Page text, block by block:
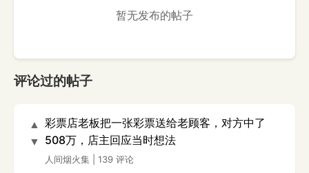
暂无发布的帖子
评论过的帖子
▲
▼
彩票店老板把一张彩票送给老顾客，对方中了
508万，店主回应当时想法
人间烟火集 139 评论